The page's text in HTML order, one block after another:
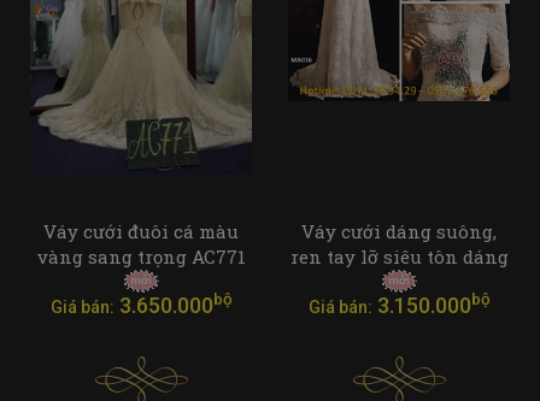
Váy cưới đuôi cá màu
vàng sang trọng AC771
Giá bán: 3.650.000bộ
Váy cưới dáng suông,
ren tay lỡ siêu tôn dáng
Giá bán: 3.150.000bộ